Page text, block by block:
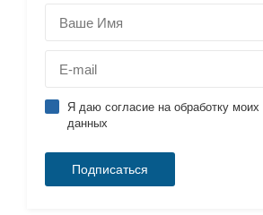
Я даю согласие на обработку моих
данных